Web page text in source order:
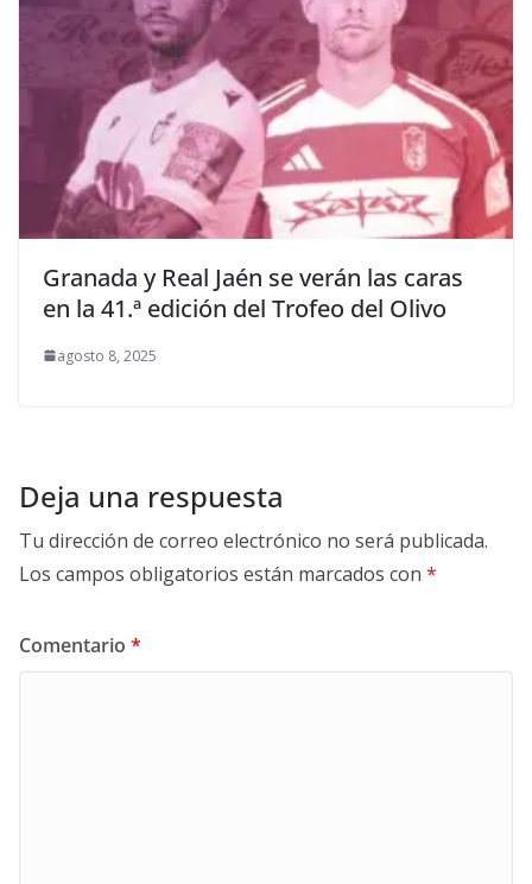
Granada y Real Jaén se verán las caras
en la 41.ª edición del Trofeo del Olivo
agosto 8, 2025
Deja una respuesta
Tu dirección de correo electrónico no será publicada.
Los campos obligatorios están marcados con *
Comentario *